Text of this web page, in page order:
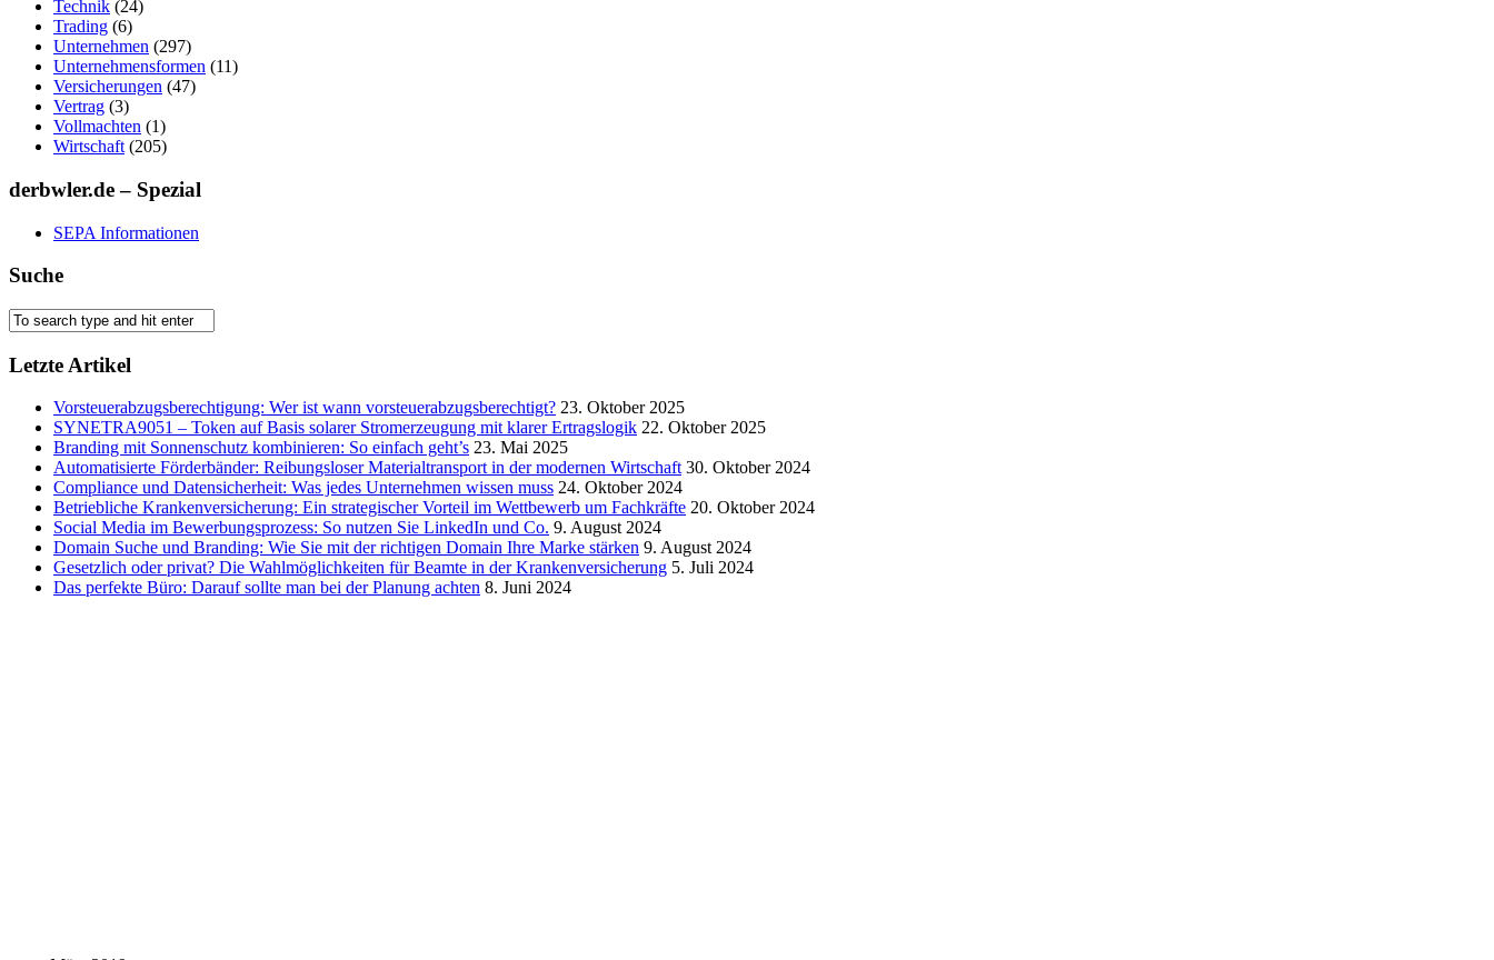
Technik (24)
Trading (6)
Unternehmen (297)
Unternehmensformen (11)
Versicherungen (47)
Vertrag (3)
Vollmachten (1)
Wirtschaft (205)
derbwler.de – Spezial
SEPA Informationen
Suche
Letzte Artikel
Vorsteuerabzugsberechtigung: Wer ist wann vorsteuerabzugsberechtigt? 23. Oktober 2025
SYNETRA9051 – Token auf Basis solarer Stromerzeugung mit klarer Ertragslogik 22. Oktober 2025
Branding mit Sonnenschutz kombinieren: So einfach geht’s 23. Mai 2025
Automatisierte Förderbänder: Reibungsloser Materialtransport in der modernen Wirtschaft 30. Oktober 2024
Compliance und Datensicherheit: Was jedes Unternehmen wissen muss 24. Oktober 2024
Betriebliche Krankenversicherung: Ein strategischer Vorteil im Wettbewerb um Fachkräfte 20. Oktober 2024
Social Media im Bewerbungsprozess: So nutzen Sie LinkedIn und Co. 9. August 2024
Domain Suche und Branding: Wie Sie mit der richtigen Domain Ihre Marke stärken 9. August 2024
Gesetzlich oder privat? Die Wahlmöglichkeiten für Beamte in der Krankenversicherung 5. Juli 2024
Das perfekte Büro: Darauf sollte man bei der Planung achten 8. Juni 2024